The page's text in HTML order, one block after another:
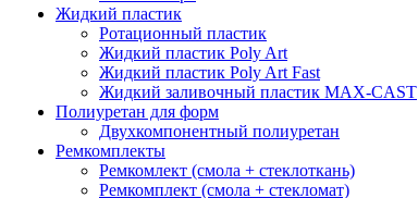
Жидкий пластик
Ротационный пластик
Жидкий пластик Poly Art
Жидкий пластик Poly Art Fast
Жидкий заливочный пластик MAX-CAST
Полиуретан для форм
Двухкомпонентный полиуретан
Ремкомплекты
Ремкомлект (смола + стеклоткань)
Ремкомплект (смола + стекломат)